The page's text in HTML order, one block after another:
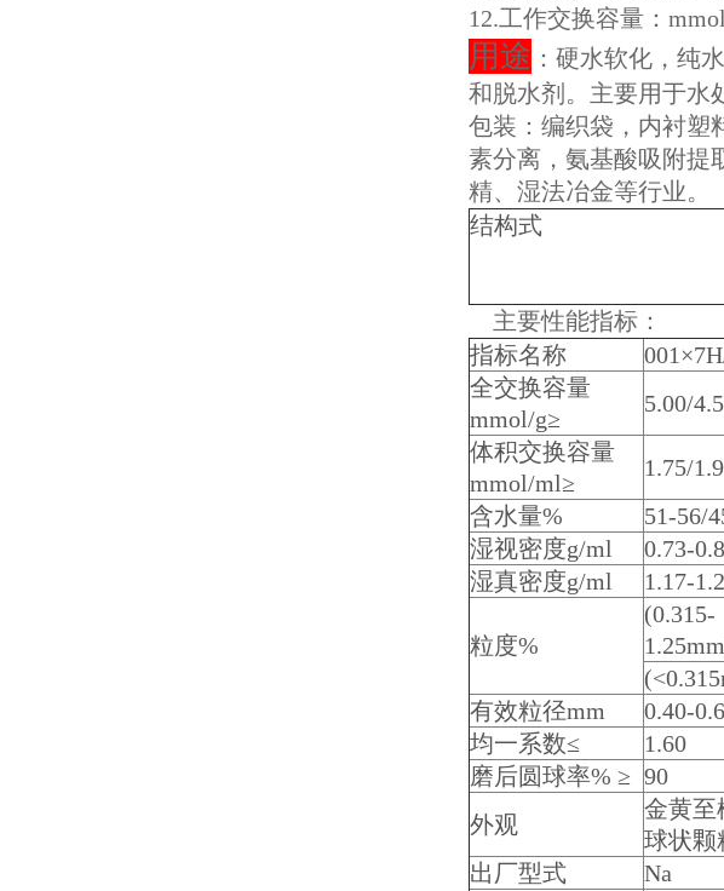
12.工作交换容量：
用途 ：硬水软化，纯
和脱水剂。主要用于水
包装：编织袋，内衬塑
素分离，氨基酸吸附提
精、湿法冶金等行业。
结构式
主要性能指标：
指标名称
全交换容量
mmol/g≥
5.00/
体积交换容量
mmol/ml≥
1.75/
含水量%
51-56/
湿视密度g/ml
0.73-
湿真密度g/ml
1.17-
粒度%
(0.315-
有效粒径mm
0.40-
均一系数≤
1.60
磨后圆球率% ≥ 90
外观
金黄至
球状颗
出厂型式
Na